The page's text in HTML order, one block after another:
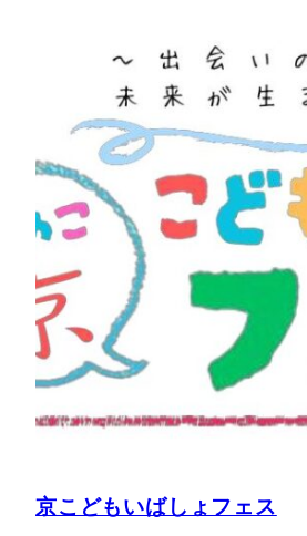
京こどもいばしょフェス